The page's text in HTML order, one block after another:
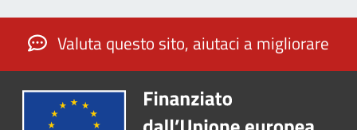
Valuta questo sito, aiutaci a migliorare